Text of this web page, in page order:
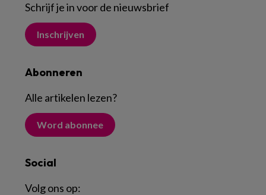
Schrijf je in voor de nieuwsbrief
Inschrijven
Abonneren
Alle artikelen lezen?
Word abonnee
Social
Volg ons op: